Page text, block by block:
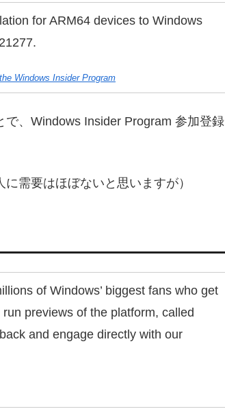
for ARM64 devices to Windows
Windows Insider Program
、Windows Insider Program 参加登録
需要はほぼないと思いますが）
of Windows’ biggest fans who get
previews of the platform, called
and engage directly with our